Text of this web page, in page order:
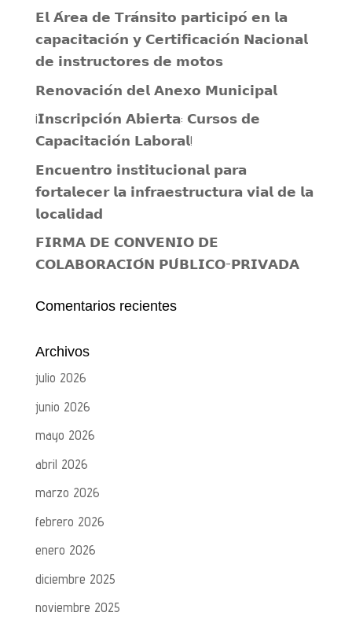
𝗘𝗹 𝗔́𝗿𝗲𝗮 𝗱𝗲 𝗧𝗿𝗮́𝗻𝘀𝗶𝘁𝗼 𝗽𝗮𝗿𝘁𝗶𝗰𝗶𝗽𝗼́ 𝗲𝗻 𝗹𝗮
𝗰𝗮𝗽𝗮𝗰𝗶𝘁𝗮𝗰𝗶𝗼́𝗻 𝘆 𝗖𝗲𝗿𝘁𝗶𝗳𝗶𝗰𝗮𝗰𝗶𝗼́𝗻 𝗡𝗮𝗰𝗶𝗼𝗻𝗮𝗹
𝗱𝗲 𝗶𝗻𝘀𝘁𝗿𝘂𝗰𝘁𝗼𝗿𝗲𝘀 𝗱𝗲 𝗺𝗼𝘁𝗼𝘀
𝗥𝗲𝗻𝗼𝘃𝗮𝗰𝗶𝗼́𝗻 𝗱𝗲𝗹 𝗔𝗻𝗲𝘅𝗼 𝗠𝘂𝗻𝗶𝗰𝗶𝗽𝗮𝗹
¡𝗜𝗻𝘀𝗰𝗿𝗶𝗽𝗰𝗶𝗼́𝗻 𝗔𝗯𝗶𝗲𝗿𝘁𝗮: 𝗖𝘂𝗿𝘀𝗼𝘀 𝗱𝗲
𝗖𝗮𝗽𝗮𝗰𝗶𝘁𝗮𝗰𝗶𝗼́𝗻 𝗟𝗮𝗯𝗼𝗿𝗮𝗹!
𝗘𝗻𝗰𝘂𝗲𝗻𝘁𝗿𝗼 𝗶𝗻𝘀𝘁𝗶𝘁𝘂𝗰𝗶𝗼𝗻𝗮𝗹 𝗽𝗮𝗿𝗮
𝗳𝗼𝗿𝘁𝗮𝗹𝗲𝗰𝗲𝗿 𝗹𝗮 𝗶𝗻𝗳𝗿𝗮𝗲𝘀𝘁𝗿𝘂𝗰𝘁𝘂𝗿𝗮 𝘃𝗶𝗮𝗹 𝗱𝗲 𝗹𝗮
𝗹𝗼𝗰𝗮𝗹𝗶𝗱𝗮𝗱
𝗙𝗜𝗥𝗠𝗔 𝗗𝗘 𝗖𝗢𝗡𝗩𝗘𝗡𝗜𝗢 𝗗𝗘
𝗖𝗢𝗟𝗔𝗕𝗢𝗥𝗔𝗖𝗜𝗢́𝗡 𝗣𝗨́𝗕𝗟𝗜𝗖𝗢-𝗣𝗥𝗜𝗩𝗔𝗗𝗔
Comentarios recientes
Archivos
julio 2026
junio 2026
mayo 2026
abril 2026
marzo 2026
febrero 2026
enero 2026
diciembre 2025
noviembre 2025